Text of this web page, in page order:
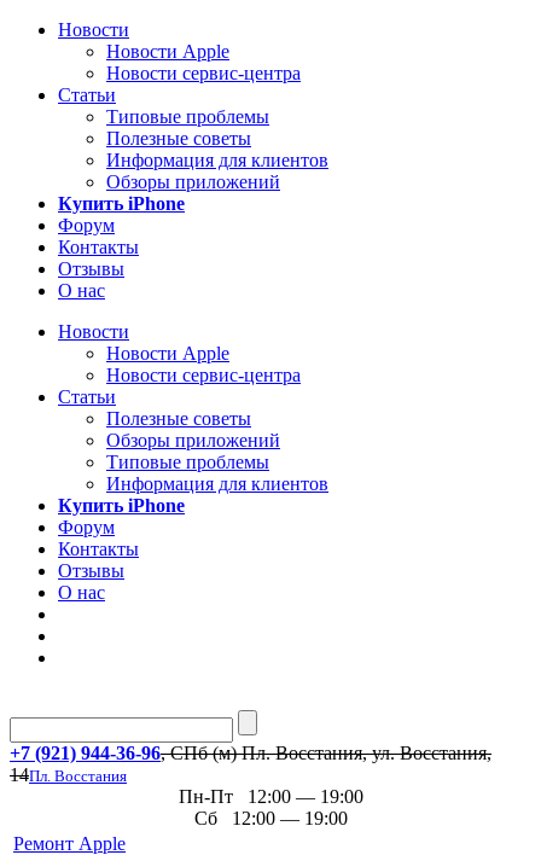
Новости
Новости Apple
Новости сервис-центра
Статьи
Типовые проблемы
Полезные советы
Информация для клиентов
Обзоры приложений
Купить iPhone
Форум
Контакты
Отзывы
О нас
Новости
Новости Apple
Новости сервис-центра
Статьи
Полезные советы
Обзоры приложений
Типовые проблемы
Информация для клиентов
Купить iPhone
Форум
Контакты
Отзывы
О нас
+7 (921) 944-36-96, СПб (м) Пл. Восстания, ул. Восстания,
14Пл. Восстания
Пн-Пт 12:00 — 19:00
Сб 12:00 — 19:00
Ремонт Apple